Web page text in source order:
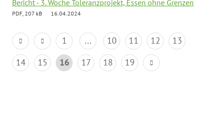
Bericht - 3. Woche Toleranzprojekt, Essen ohne Grenzen
PDF, 207 kB 16.04.2024
1 ... 10 11 12
13
14
15 16 17 18 19